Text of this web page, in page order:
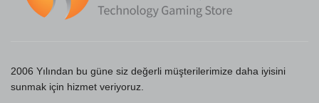
2006 Yılından bu güne siz değerli müşterilerimize daha iyisini
sunmak için hizmet veriyoruz.